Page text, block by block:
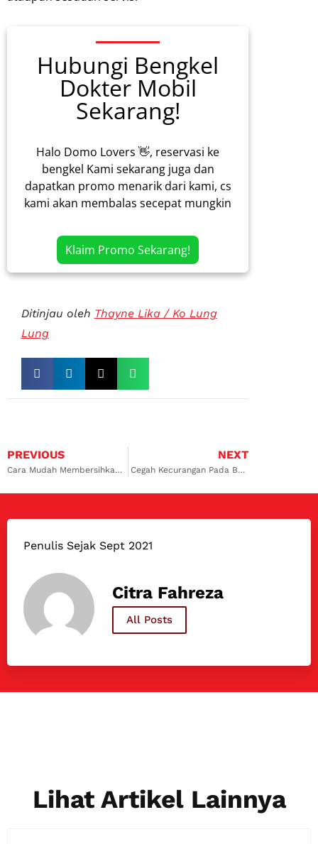
Hubungi Bengkel
Dokter Mobil
Sekarang!
Halo Domo Lovers 👋, reservasi ke
bengkel Kami sekarang juga dan
dapatkan promo menarik dari kami, cs
kami akan membalas secepat mungkin
Klaim Promo Sekarang!
Ditinjau oleh Thayne Lika / Ko Lung
Lung
PREVIOUS
Cara Mudah Membersihkan Evaporator AC Mobil
NEXT
Cegah Kecurangan Pada Bengkel Service AC Mobil
Penulis Sejak Sept 2021
Citra Fahreza
All Posts
Lihat Artikel Lainnya